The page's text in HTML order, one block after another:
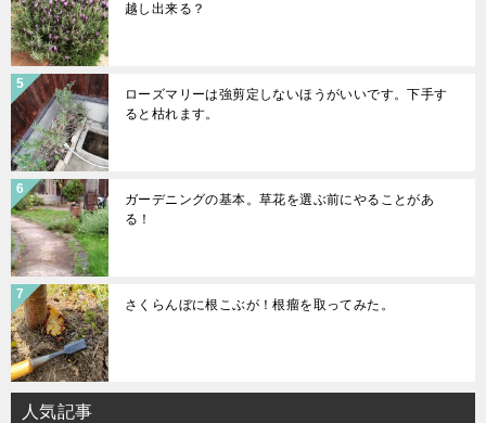
越し出来る？
ローズマリーは強剪定しないほうがいいです。下手す
ると枯れます。
ガーデニングの基本。草花を選ぶ前にやることがあ
る！
さくらんぼに根こぶが！根瘤を取ってみた。
人気記事